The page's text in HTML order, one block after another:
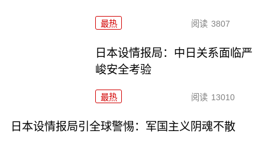
最热 阅读 3807
日本设情报局：中日关系面临严
峻安全考验
最热 阅读 13010
日本设情报局引全球警惕：军国主义阴魂不散